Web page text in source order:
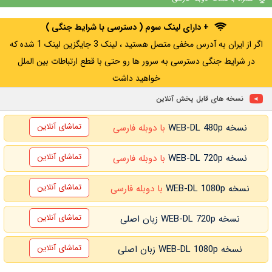
+ WATCHLIST
+ دارای لینک سوم ( دسترسی با شرایط جنگی )
اگر از ایران به آدرس مخفی متصل هستید ، لینک 3 جایگزین لینک 1 شده که
در شرایط جنگی دسترسی به سرور ها رو حتی با قطع ارتباطات بین الملل
خواهید داشت
نسخه های قابل پخش آنلاین
نسخه WEB-DL 480p با دوبله فارسی تماشای آنلاین
نسخه WEB-DL 720p با دوبله فارسی تماشای آنلاین
نسخه WEB-DL 1080p با دوبله فارسی تماشای آنلاین
نسخه WEB-DL 720p زبان اصلی تماشای آنلاین
نسخه WEB-DL 1080p زبان اصلی تماشای آنلاین